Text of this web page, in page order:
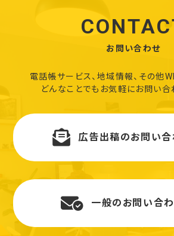
お問い合わせ
電話帳サービス、地域情報、その他
どんなことでもお気軽にお問い合
広告出稿のお問い合
一般のお問い合